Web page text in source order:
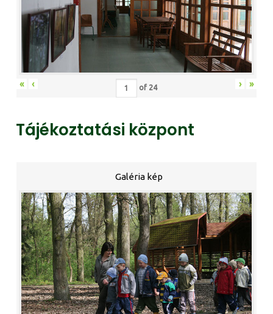
« ‹ of 24 › »
Tájékoztatási központ
Galéria kép